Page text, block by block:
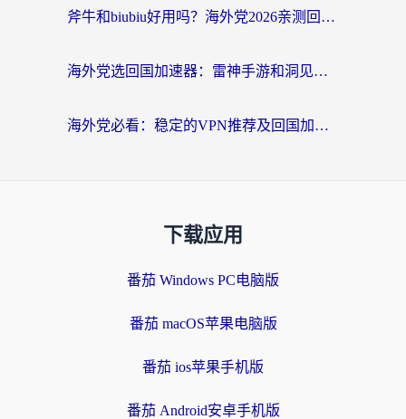
斧牛和biubiu好用吗？海外党2026亲测回国加速器指南，附番茄加速器深度体验
海外党选回国加速器：雷神手游和洞见哪个好？附iPhone免费VPN推荐及ChickCNUfunR实测
海外党必看：稳定的VPN推荐及回国加速器选择全攻略——告别地域限制，轻松刷国内资源
下载应用
番茄 Windows PC电脑版
番茄 macOS苹果电脑版
番茄 ios苹果手机版
番茄 Android安卓手机版